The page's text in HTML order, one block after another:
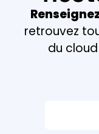
retrouvez
du